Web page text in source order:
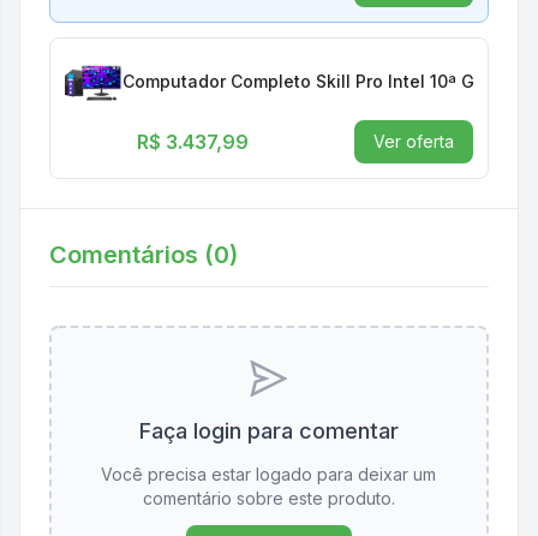
Computador Completo Skill Pro Intel 10ª Geração
R$ 3.437,99 Ver oferta
Comentários (0)
Faça login para comentar
Você precisa estar logado para deixar um
comentário sobre este produto.